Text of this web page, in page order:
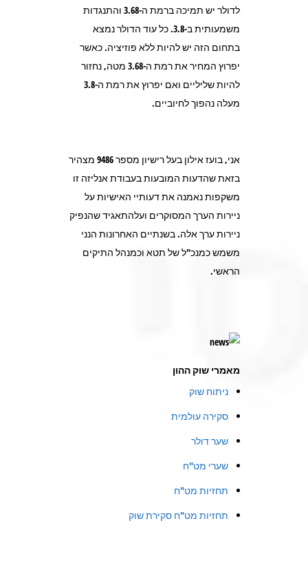
לדולר יש תמיכה ברמת ה-3.68 והתנגדות
משמעותית ב-3.8. כל עוד הדולר נמצא
בתחום הזה יש להיות ללא פוזיציה. כאשר
יפרוץ המחיר את רמת ה-3.68 מטה, נחזור
להיות שליליים ואם יפרוץ את רמת ה-3.8
מעלה נהפוך לחיוביים.
אני, בועז אילון בעל רישיון מספר 9486 מצהיר
בזאת שהדעות המובעות בעבודת אנליזה זו
משקפות נאמנה את דעותיי האישיות על
ניירות הערך המסוקרים ועלהתאגיד שהנפיק
ניירות ערך אלה. בשנתיים האחרונות הנני
משמש כמנכ"ל של תטא וכמנהל התיקים
הראשי.
מאמרי שוק ההון
ניתוח שוק
סקירה עולמית
שער דולר
שערי מט"ח
תחזיות מט"ח
תחזיות מט"ח סקירת שוק